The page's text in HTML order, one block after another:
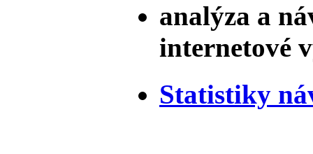
analýza a
internetové
Statistiky